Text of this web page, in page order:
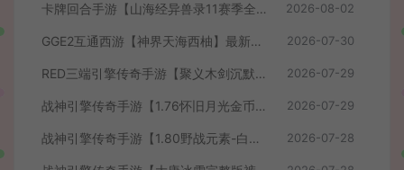
卡牌回合手游【山海经异兽录11赛季全人物代金券内购版】最新整理WIN系服务端+授权GM后台+管理后台+热更修改工具+安卓+详细搭建教程 2026-08-02
GGE2互通西游【神界天海西柚】最新整理Win系服务端+安卓苹果PC三端+内置GM工具+全套源码+详细搭建教程+视频教程 2026-07-30
RED三端引擎传奇手游【聚义木剑沉默高仿嘟嘟沉默】最新整理Win系服务端+安卓苹果PC三端+详细搭建教程 2026-07-29
战神引擎传奇手游【1.76怀旧月光金币版】最新整理Win系复古服务端+安卓苹果双端+GM授权物品后台+详细搭建教程 2026-07-29
战神引擎传奇手游【1.80野战元素-白猪7.2免授权】最新整理Win系特色服务端+安卓+GM授权物品后台+详细搭建教程 2026-07-28